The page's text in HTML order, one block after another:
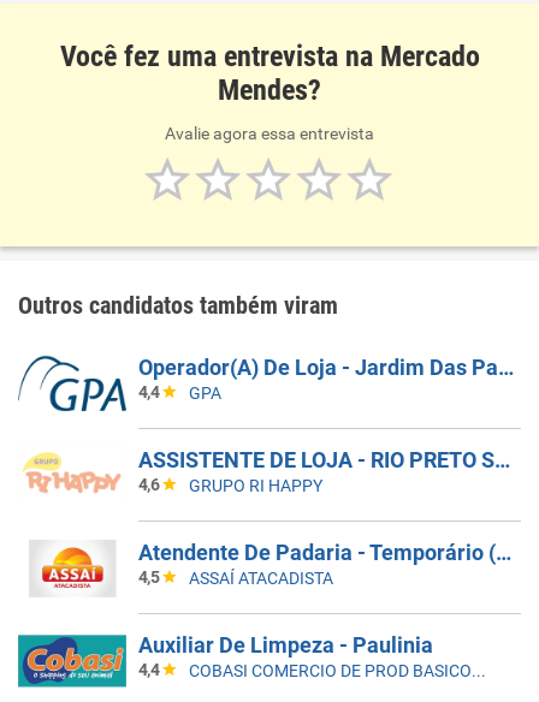
Você fez uma entrevista na Mercado
Mendes?
Avalie agora essa entrevista
Outros candidatos também viram
Operador(A) De Loja - Jardim Das Palmeiras - Campinas SP
4,4 GPA
ASSISTENTE DE LOJA - RIO PRETO SHOPPING - EFETIVO
4,6 GRUPO RI HAPPY
Atendente De Padaria - Temporário (Alto Da XV)
4,5 ASSAÍ ATACADISTA
Auxiliar De Limpeza - Paulinia
4,4 COBASI COMERCIO DE PROD BASICOS E INDUSTRIALIZADOS LTDA